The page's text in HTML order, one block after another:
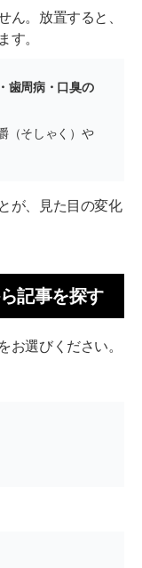
ん。放置すると、
す。
歯周病・口臭の
（そしゃく）や
が、見た目の変化
記事を探す
お選びください。